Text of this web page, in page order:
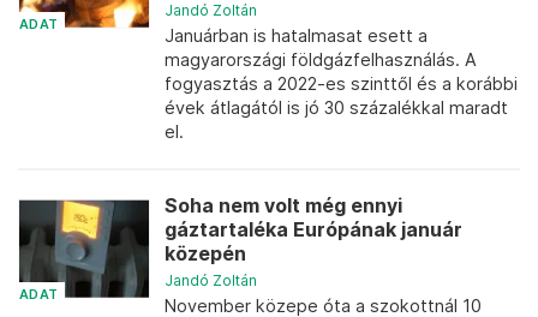
ADAT
Jandó Zoltán
Januárban is hatalmasat esett a
magyarországi földgázfelhasználás. A
fogyasztás a 2022-es szinttől és a korábbi
évek átlagától is jó 30 százalékkal maradt
el.
ADAT
Soha nem volt még ennyi
gáztartaléka Európának január
közepén
Jandó Zoltán
November közepe óta a szokottnál 10